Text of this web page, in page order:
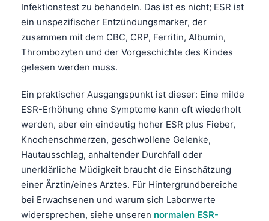
Infektionstest zu behandeln. Das ist es nicht; ESR ist
ein unspezifischer Entzündungsmarker, der
zusammen mit dem CBC, CRP, Ferritin, Albumin,
Thrombozyten und der Vorgeschichte des Kindes
gelesen werden muss.
Ein praktischer Ausgangspunkt ist dieser: Eine milde
ESR-Erhöhung ohne Symptome kann oft wiederholt
werden, aber ein eindeutig hoher ESR plus Fieber,
Knochenschmerzen, geschwollene Gelenke,
Hautausschlag, anhaltender Durchfall oder
unerklärliche Müdigkeit braucht die Einschätzung
einer Ärztin/eines Arztes. Für Hintergrundbereiche
bei Erwachsenen und warum sich Laborwerte
widersprechen, siehe unseren normalen ESR-